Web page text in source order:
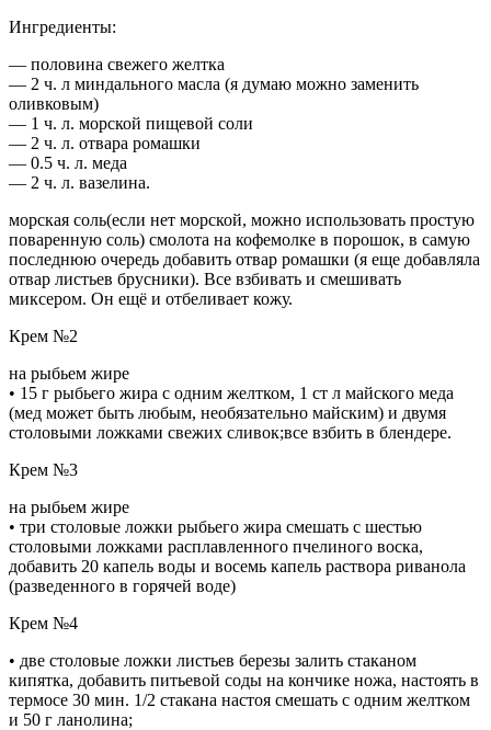
Ингредиенты:
— половина свежего желтка
— 2 ч. л миндального масла (я думаю можно заменить
оливковым)
— 1 ч. л. морской пищевой соли
— 2 ч. л. отвара ромашки
— 0.5 ч. л. меда
— 2 ч. л. вазелина.
морская соль(если нет морской, можно использовать простую
поваренную соль) смолота на кофемолке в порошок, в самую
последнюю очередь добавить отвар ромашки (я еще добавляла
отвар листьев брусники). Все взбивать и смешивать
миксером. Он ещё и отбеливает кожу.
Крем №2
на рыбьем жире
• 15 г рыбьего жира с одним желтком, 1 ст л майского меда
(мед может быть любым, необязательно майским) и двумя
столовыми ложками свежих сливок;все взбить в блендере.
Крем №3
на рыбьем жире
• три столовые ложки рыбьего жира смешать с шестью
столовыми ложками расплавленного пчелиного воска,
добавить 20 капель воды и восемь капель раствора риванола
(разведенного в горячей воде)
Крем №4
• две столовые ложки листьев березы залить стаканом
кипятка, добавить питьевой соды на кончике ножа, настоять в
термосе 30 мин. 1/2 стакана настоя смешать с одним желтком
и 50 г ланолина;